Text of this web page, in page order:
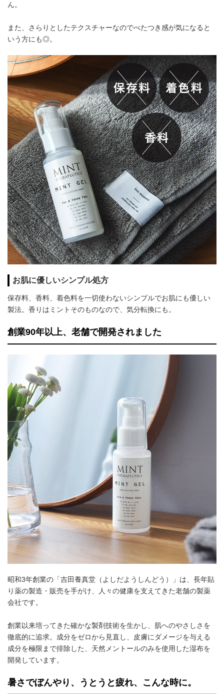
ん。
また、さらりとしたテクスチャーなのでべたつき感が気になると
いう方にも◎。
お肌に優しいシンプル処方
保存料、香料、着色料を一切使わないシンプルでお肌にも優しい
製法。香りはミントそのものなので、気分転換にも。
創業90年以上、老舗で開発されました
昭和3年創業の「吉田養真堂（よしだようしんどう）」は、長年貼
り薬の製造・販売を手がけ、人々の健康を支えてきた老舗の製薬
会社です。
創業以来培ってきた確かな製剤技術を生かし、肌へのやさしさを
徹底的に追求。成分をゼロから見直し、皮膚にダメージを与える
成分を極限まで排除した、天然メントールのみを使用した湿布を
開発しています。
暑さでぼんやり、うとうと疲れ、こんな時に。